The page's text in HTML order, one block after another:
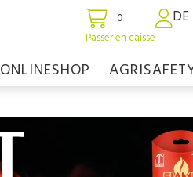
0
Passer en caisse
DE
ONLINESHOP